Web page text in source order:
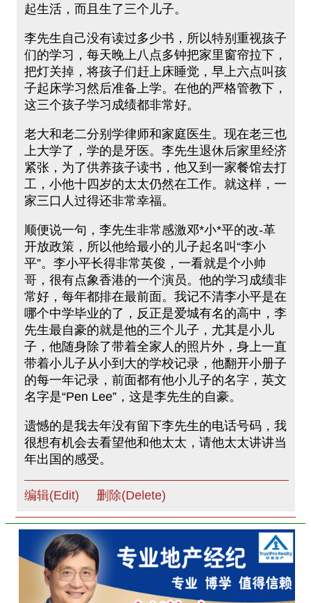
起生活，而且生了三个儿子。
李先生自己没有读过多少书，所以特别重视孩子
们的学习，每天晚上八点多钟把家里窗帘拉下，
把灯关掉，将孩子们赶上床睡觉，早上六点叫孩
子起床学习然后准备上学。在他的严格管教下，
这三个孩子学习成绩都非常好。
老大和老二分别学律师和家庭医生。现在老三也
上大学了，学的是牙医。李先生退休后家里经济
紧张，为了供养孩子读书，他又到一家餐馆去打
工，小他十四岁的太太仍然在工作。就这样，一
家三口人过得还非常幸福。
顺便说一句，李先生非常感激邓*小*平的改-革
开放政策，所以他给最小的儿子起名叫“李小
平”。李小平长得非常英俊，一看就是个小帅
哥，很有点象香港的一个演员。他的学习成绩非
常好，每年都排在最前面。我记不清李小平是在
哪个中学毕业的了，反正是爱城有名的高中，李
先生最自豪的就是他的三个儿子，尤其是小儿
子，他随身除了带着全家人的照片外，身上一直
带着小儿子从小到大的学校记录，他翻开小册子
的每一年记录，前面都有他小儿子的名字，英文
名字是“Pen Lee”，这是李先生的自豪。
遗憾的是我去年没有留下李先生的电话号码，我
很想有机会去看望他和他太太，请他太太讲讲当
年出国的感受。
编辑(Edit) 删除(Delete)